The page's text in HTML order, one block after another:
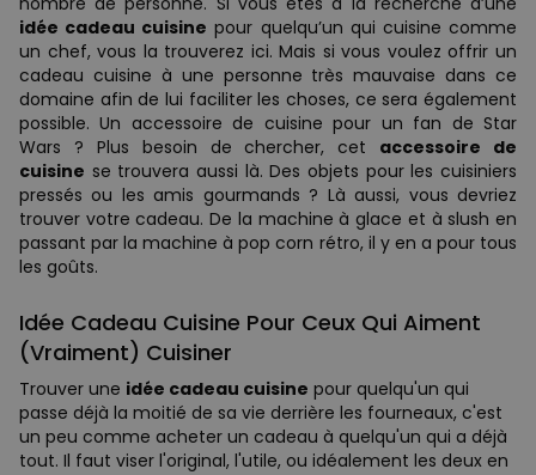
idée cadeau cuisine pour quelqu’un qui cuisine comme
un chef, vous la trouverez ici. Mais si vous voulez offrir un
cadeau cuisine à une personne très mauvaise dans ce
domaine afin de lui faciliter les choses, ce sera également
possible. Un accessoire de cuisine pour un fan de Star
Wars ? Plus besoin de chercher, cet accessoire de
cuisine se trouvera aussi là. Des objets pour les cuisiniers
pressés ou les amis gourmands ? Là aussi, vous devriez
trouver votre cadeau. De la machine à glace et à slush en
passant par la machine à pop corn rétro, il y en a pour tous
les goûts.
Idée Cadeau Cuisine Pour Ceux Qui Aiment
(Vraiment) Cuisiner
Trouver une idée cadeau cuisine pour quelqu'un qui
passe déjà la moitié de sa vie derrière les fourneaux, c'est
un peu comme acheter un cadeau à quelqu'un qui a déjà
tout. Il faut viser l'original, l'utile, ou idéalement les deux en